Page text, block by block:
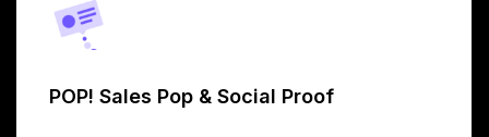
POP! Sales Pop & Social Proof